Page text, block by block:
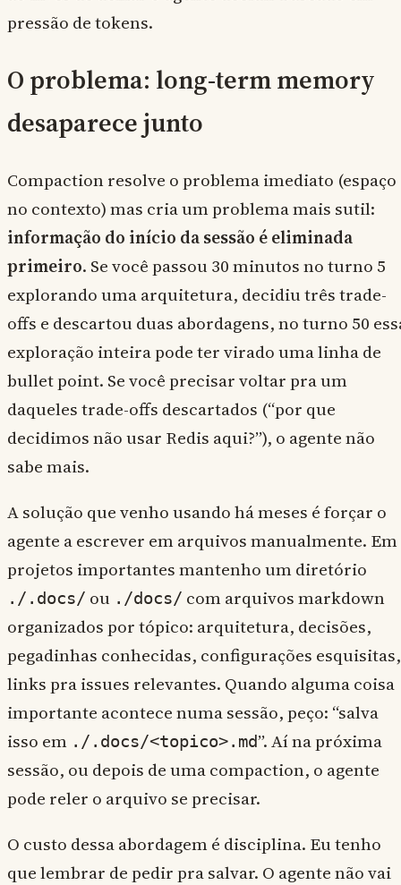
pressão de tokens.
O problema: long-term memory
desaparece junto
Compaction resolve o problema imediato (espaço
no contexto) mas cria um problema mais sutil:
informação do início da sessão é eliminada
primeiro. Se você passou 30 minutos no turno 5
explorando uma arquitetura, decidiu três trade-
offs e descartou duas abordagens, no turno 50
exploração inteira pode ter virado uma linha de
bullet point. Se você precisar voltar pra um
daqueles trade-offs descartados (“por que
decidimos não usar Redis aqui?”), o agente não
sabe mais.
A solução que venho usando há meses é forçar o
agente a escrever em arquivos manualmente. Em
projetos importantes mantenho um diretório
./.docs/ ou ./docs/ com arquivos markdown
organizados por tópico: arquitetura, decisões,
pegadinhas conhecidas, configurações esquisitas,
links pra issues relevantes. Quando alguma coisa
importante acontece numa sessão, peço: “salva
isso em ./.docs/<topico>.md”. Aí na próxima
sessão, ou depois de uma compaction, o agente
pode reler o arquivo se precisar.
O custo dessa abordagem é disciplina. Eu tenho
que lembrar de pedir pra salvar. O agente não vai